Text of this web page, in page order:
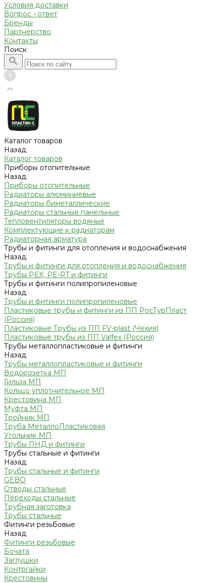
Условия доставки
Вопрос - ответ
Бренды
Партнерство
Контакты
Поиск
Каталог товаров
Назад
Каталог товаров
Приборы отопительные
Назад
Приборы отопительные
Радиаторы алюминиевые
Радиаторы биметаллические
Радиаторы стальные панельные
Тепловентиляторы водяные
Комплектующие к радиаторам
Радиаторная арматура
Трубы и фитинги для отопления и водоснабжения
Назад
Трубы и фитинги для отопления и водоснабжения
Трубы PEX, PE-RT и фитинги
Трубы и фитинги полипропиленовые
Назад
Трубы и фитинги полипропиленовые
Пластиковые трубы и фитинги из ПП РосТурПласт
(Россия)
Пластиковые Трубы из ПП FV-plast (Чехия)
Пластиковые трубы из ПП Valfex (Россия)
Трубы металлопластиковые и фитинги
Назад
Трубы металлопластиковые и фитинги
Водорозетка МП
Гильза МП
Кольцо уплотнительное МП
Крестовина МП
Муфта МП
Тройник МП
Труба МеталлоПластиковая
Угольник МП
Трубы ПНД и фитинги
Трубы стальные и фитинги
Назад
Трубы стальные и фитинги
GEBO
Отводы стальные
Переходы стальные
Трубная заготовка
Трубы стальные
Фитинги резьбовые
Назад
Фитинги резьбовые
Бочата
Заглушки
Контргайки
Крестовины